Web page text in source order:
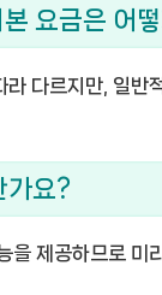
요금은 어
다르지만, 일반
가요?
을 제공하므로 미